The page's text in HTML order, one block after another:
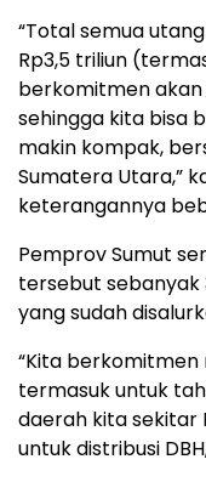
“Total semua
Rp3,5 triliun
berkomitmen akan
sehingga kita bisa
makin kompak,
Sumatera Utara,”
keterangannya
Pemprov Sumut
tersebut sebanyak
yang sudah
“Kita berkomitmen
termasuk untuk
daerah kita sekitar
untuk distribusi